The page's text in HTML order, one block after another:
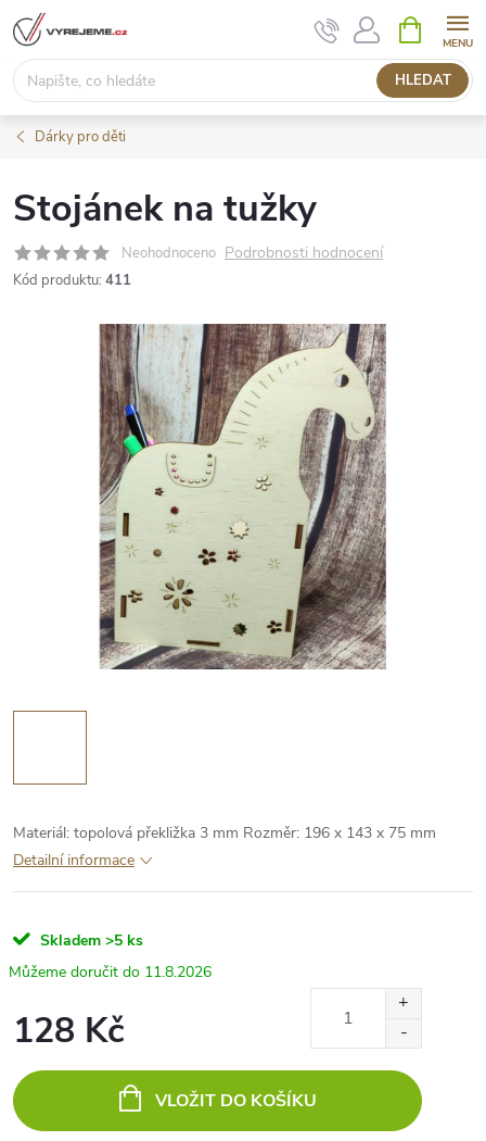
Přejít
na
obsah
HLEDAT
NÁKUPNÍ
KOŠÍK
Dárky pro děti
Stojánek na tužky
Neohodnoceno Podrobnosti hodnocení
Kód produktu: 411
Materiál: topolová překližka 3 mm Rozměr: 196 x 143 x 75 mm
Detailní informace
Skladem >5 ks
11.8.2026
128 Kč
cena:
VLOŽIT DO KOŠÍKU